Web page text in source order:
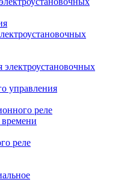
управления
реле
реле